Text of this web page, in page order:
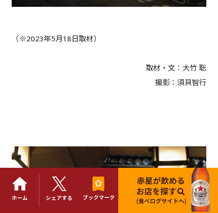
（※2023年5月18日取材）
取材・文：大竹 聡
撮影：須貝智行
ホーム シェアする ブックマーク